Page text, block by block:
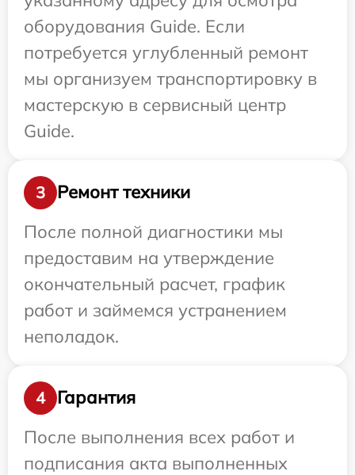
оборудования Guide. Если
потребуется углубленный ремонт
мы организуем транспортировку в
мастерскую в сервисный центр
Guide.
3
Ремонт техники
После полной диагностики мы
предоставим на утверждение
окончательный расчет, график
работ и займемся устранением
неполадок.
4
Гарантия
После выполнения всех работ и
подписания акта выполненных